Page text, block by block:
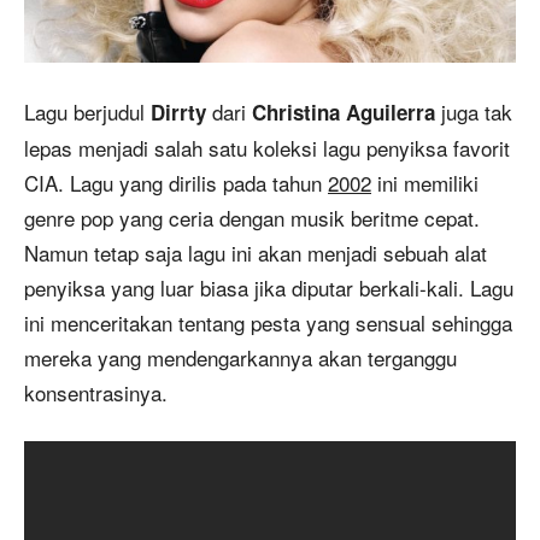
Lagu berjudul Dirrty dari Christina Aguilerra juga tak
lepas menjadi salah satu koleksi lagu penyiksa favorit
CIA. Lagu yang dirilis pada tahun 2002 ini memiliki
genre pop yang ceria dengan musik beritme cepat.
Namun tetap saja lagu ini akan menjadi sebuah alat
penyiksa yang luar biasa jika diputar berkali-kali. Lagu
ini menceritakan tentang pesta yang sensual sehingga
mereka yang mendengarkannya akan terganggu
konsentrasinya.